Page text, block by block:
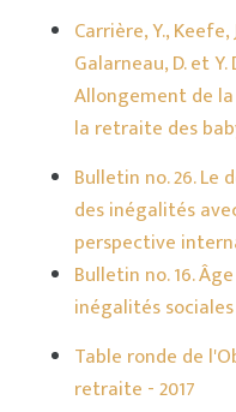
Carrière, Y., Keefe,
Galarneau, D. et
Allongement de
la retraite des
Bulletin no. 26. Le
des inégalités
perspective
Bulletin no. 16.
inégalités sociales
Table ronde de
retraite - 2017